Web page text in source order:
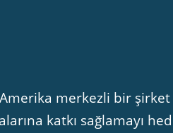
Amerika merkezli bir
katkı sağlamayı